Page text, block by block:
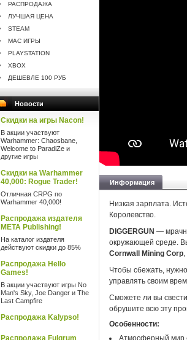
РАСПРОДАЖА
ЛУЧШАЯ ЦЕНА
STEAM
MAC ИГРЫ
PLAYSTATION
XBOX
ДЕШЕВЛЕ 100 РУБ
Новости
Скидки на игры Nacon!
В акции участвуют
Warhammer: Chaosbane,
Welcome to ParadiZe и
другие игры
Скидки на Warhammer
40,000: Rogue Trader!
Отличная CRPG по
Warhammer 40,000!
Распродажа издателя
META Publishing!
На каталог издателя
действуют скидки до 85%
Распродажа Hello
Games!
В акции участвуют игры No
Man's Sky, Joe Danger и The
Last Campfire
Распродажа Kalypso!
Распродажа Fulqrum
Информация
Низкая зарплата.
Королевство.
DIGGERGUN —
окружающей среде.
Cornwall Mining Corp
Чтобы сбежать,
управлять своим
Сможете ли вы
обрушите всю эту
Особенности:
Атмосферный мир